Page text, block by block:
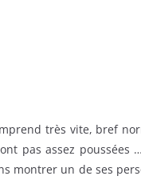
très vite, bref
pas assez poussées
montrer un de ses